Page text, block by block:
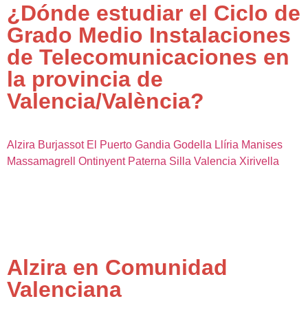
¿Dónde estudiar el Ciclo de
Grado Medio Instalaciones
de Telecomunicaciones en
la provincia de
Valencia/València?
Alzira Burjassot El Puerto Gandia Godella Llíria Manises
Massamagrell
Ontinyent Paterna Silla Valencia Xirivella
Alzira en Comunidad
Valenciana